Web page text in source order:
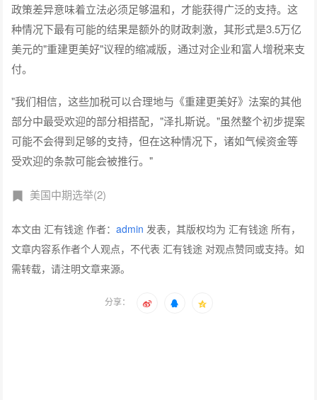
政策差异意味着立法必须足够温和，才能获得广泛的支持。这
种情况下最有可能的结果是额外的财政刺激，其形式是3.5万亿
美元的"重建更美好"议程的缩减版，通过对企业和富人增税来支
付。
"我们相信，这些加税可以合理地与《重建更美好》法案的其他
部分中最受欢迎的部分相搭配，"泽扎斯说。"虽然整个初步提案
可能不会得到足够的支持，但在这种情况下，诸如气候资金等
受欢迎的条款可能会被推行。"
美国中期选举(2)
本文由 汇有钱途 作者：admin 发表，其版权均为 汇有钱途 所有，
文章内容系作者个人观点，不代表 汇有钱途 对观点赞同或支持。如
需转载，请注明文章来源。
分享：